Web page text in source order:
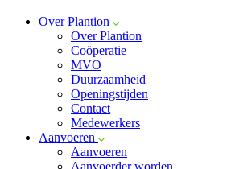
Over Plantion
Over Plantion
Coöperatie
MVO
Duurzaamheid
Openingstijden
Contact
Medewerkers
Aanvoeren
Aanvoeren
Aanvoerder worden